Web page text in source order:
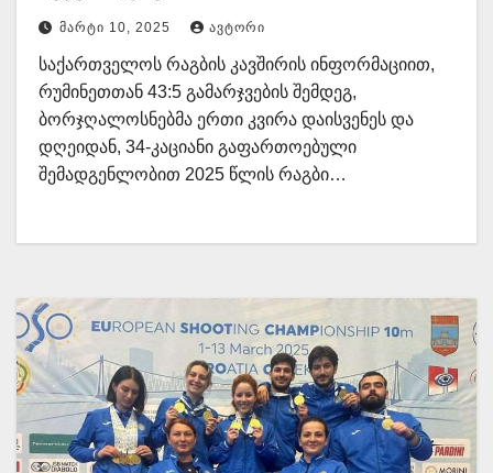
ᲛᲐᲠᲢᲘ 10, 2025 ᲐᲕᲢᲝᲠᲘ
საქართველოს რაგბის კავშირის ინფორმაციით,
რუმინეთთან 43:5 გამარჯვების შემდეგ,
ბორჯღალოსნებმა ერთი კვირა დაისვენეს და
დღეიდან, 34-კაციანი გაფართოებული
შემადგენლობით 2025 წლის რაგბი…